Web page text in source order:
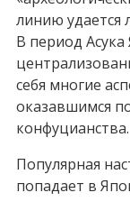
линию удается
В период Асука
себя многие
оказавшимся
конфуцианства.
Популярная
попадает в